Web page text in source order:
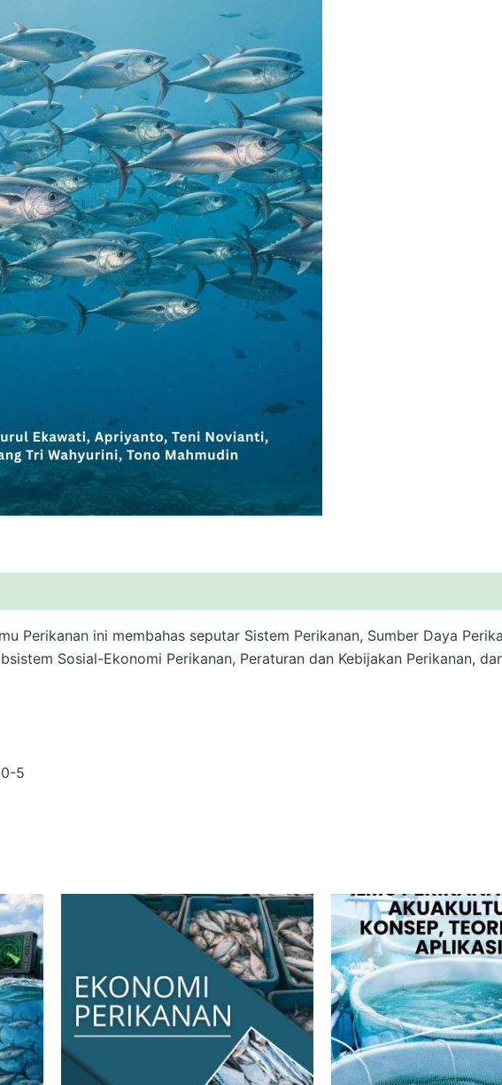
Perikanan ini membahas seputar Sistem Perikanan, Sumber Daya
Sosial-Ekonomi Perikanan, Peraturan dan Kebijakan Perikanan,
5